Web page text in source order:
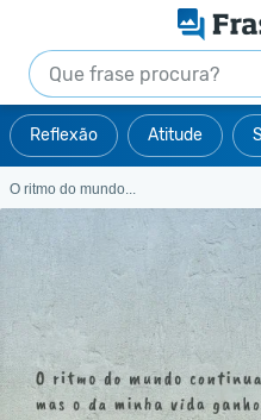
Reflexão Atitude
O ritmo do mundo...